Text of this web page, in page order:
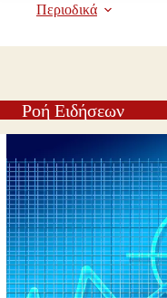
Περιοδικά
Ροή Ειδήσεων